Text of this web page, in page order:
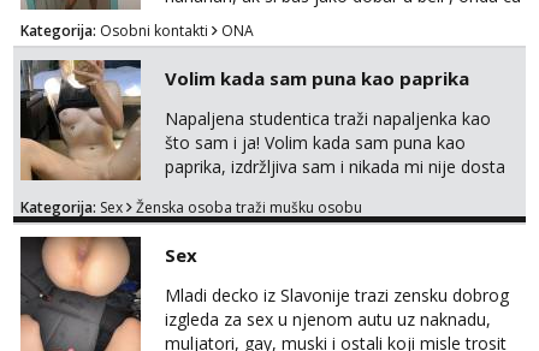
razmislit za dalje Klikni na link ispod i nadji me
tamo, cekam te!
Kategorija: Osobni kontakti ONA
Volim kada sam puna kao paprika
Napaljena studentica traži napaljenka kao
što sam i ja! Volim kada sam puna kao
paprika, izdržljiva sam i nikada mi nije dosta
bilo kad i bilo gdje zato se javi što prije da
tamo, cekam te!
Kategorija: Sex Ženska osoba traži mušku osobu
Sex
Mladi decko iz Slavonije trazi zensku dobrog
izgleda za sex u njenom autu uz naknadu,
muljatori, gay, muski i ostali koji misle trosit